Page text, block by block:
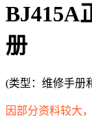
BJ415A
册
(类型：维修手册
因部分资料较大